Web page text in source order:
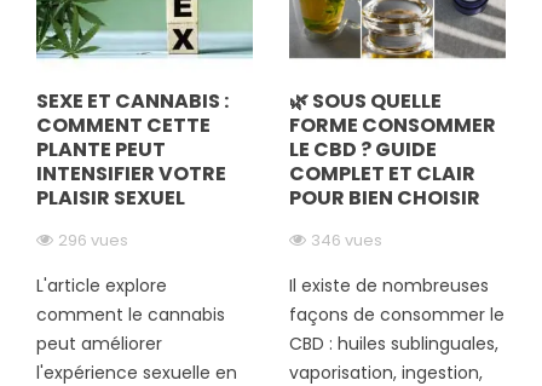
SEXE ET CANNABIS :
COMMENT CETTE
PLANTE PEUT
INTENSIFIER VOTRE
PLAISIR SEXUEL
296 vues
L'article explore
comment le cannabis
peut améliorer
l'expérience sexuelle en
🌿 SOUS QUELLE
FORME CONSOMMER
LE CBD ? GUIDE
COMPLET ET CLAIR
POUR BIEN CHOISIR
346 vues
Il existe de nombreuses
façons de consommer le
CBD : huiles sublinguales,
vaporisation, ingestion,